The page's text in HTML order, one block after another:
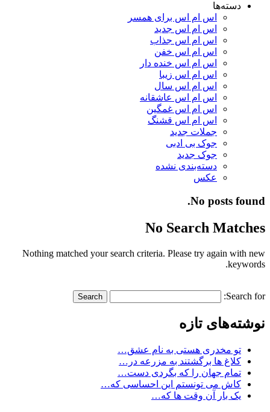
دسته‌ها
اس ام اس برای همسر
اس ام اس جدید
اس ام اس جذاب
اس ام اس خفن
اس ام اس خنده دار
اس ام اس زیبا
اس ام اس سال
اس ام اس عاشقانه
اس ام اس غمگین
اس ام اس قشنگ
جملات جدید
جوک بی ادبی
جوک جدید
دسته‌بندی نشده
عکس
No posts found.
No Search Matches
Nothing matched your search criteria. Please try again with new
keywords.
Search for:
نوشته‌های تازه
تو مخدری هستی به نام عشق…
کلاغ ها برگشتند به مزرعه در…
تمام جهان را که بگردی دست…
کاش می تونستم این احساسی که…
یک بار آن وقت ها که…